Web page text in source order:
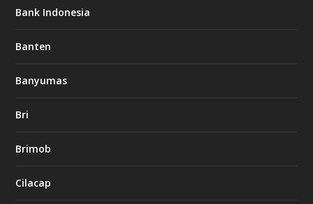
Bank Indonesia
Banten
Banyumas
Bri
Brimob
Cilacap